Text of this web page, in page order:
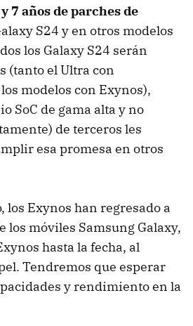
7 años de parches de
S24 y en otros modelos
los Galaxy S24 serán
(tanto el Ultra con
modelos con Exynos),
SoC de gama alta y no
de terceros les
esa promesa en otros
los Exynos han regresado a
los móviles Samsung Galaxy,
hasta la fecha, al
Tendremos que esperar
y rendimiento en la